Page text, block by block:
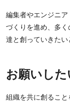
編集者やエンジニ
づくりを進め、多
達と創っていきたい
お願いした
組織を共に創るこ